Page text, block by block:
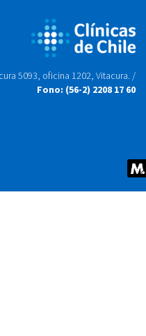
5093, oficina 1202, Vitacura. /
Fono: (56-2) 2208 17 60